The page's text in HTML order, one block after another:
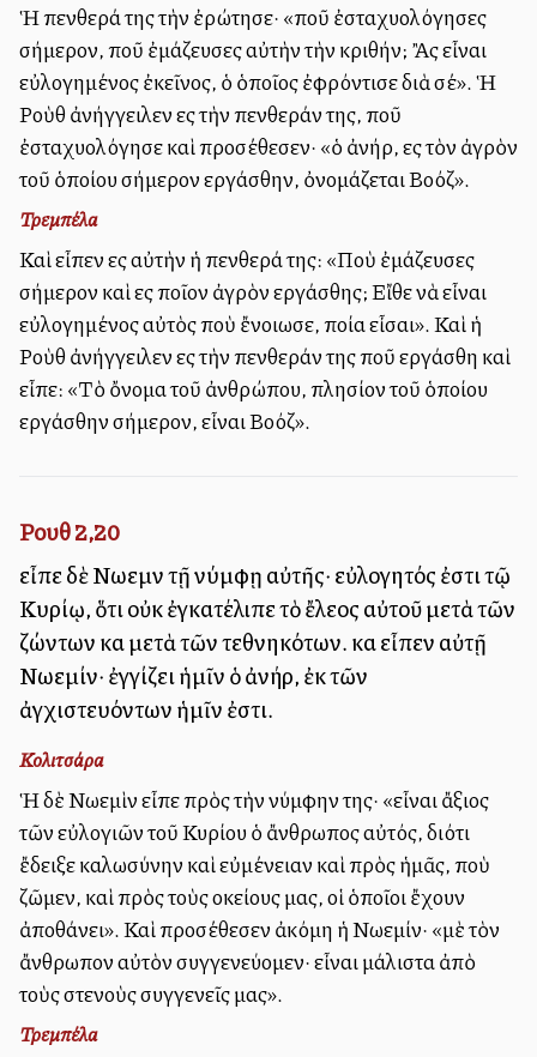
Ἡ πενθερά της τὴν ἐρώτησε· «ποῦ ἐσταχυολόγησες
σήμερον, ποῦ ἐμάζευσες αὐτὴν τὴν κριθήν; Ἂς εἶναι
εὐλογημένος ἐκεῖνος, ὁ ὁποῖος ἐφρόντισε διὰ σέ». Ἡ
Ροὺθ ἀνήγγειλεν εἰς τὴν πενθεράν της, ποῦ
ἐσταχυολόγησε καὶ προσέθεσεν· «ὁ ἀνήρ, εἰς τὸν ἀγρὸν
τοῦ ὁποίου σήμερον εἰργάσθην, ὀνομάζεται Βοόζ».
Τρεμπέλα
Καὶ εἶπεν εἰς αὐτὴν ἡ πενθερά της: «Ποὺ ἐμάζευσες
σήμερον καὶ εἰς ποῖον ἀγρὸν εἰργάσθης; Εἴθε νὰ εἶναι
εὐλογημένος αὐτὸς ποὺ ἔνοιωσε, ποία εἶσαι». Καὶ ἡ
Ροὺθ ἀνήγγειλεν εἰς τὴν πενθεράν της ποῦ εἰργάσθη καὶ
εἶπε: «Τὸ ὄνομα τοῦ ἀνθρώπου, πλησίον τοῦ ὁποίου
εἰργάσθην σήμερον, εἶναι Βοόζ».
Ρουθ 2,20
εἶπε δὲ Νωεμὶν τῇ νύμφῃ αὐτῆς· εὐλογητός ἐστι τῷ
Κυρίῳ, ὅτι οὐκ ἐγκατέλιπε τὸ ἔλεος αὐτοῦ μετὰ τῶν
ζώντων καὶ μετὰ τῶν τεθνηκότων. καὶ εἶπεν αὐτῇ
Νωεμίν· ἐγγίζει ἡμῖν ὁ ἀνήρ, ἐκ τῶν
ἀγχιστευόντων ἡμῖν ἐστι.
Κολιτσάρα
Ἡ δὲ Νωεμὶν εἶπε πρὸς τὴν νύμφην της· «εἶναι ἄξιος
τῶν εὐλογιῶν τοῦ Κυρίου ὁ ἄνθρωπος αὐτός, διότι
ἔδειξε καλωσύνην καὶ εὐμένειαν καὶ πρὸς ἡμᾶς, ποὺ
ζῶμεν, καὶ πρὸς τοὺς οἰκείους μας, οἱ ὁποῖοι ἔχουν
ἀποθάνει». Καὶ προσέθεσεν ἀκόμη ἡ Νωεμίν· «μὲ τὸν
ἄνθρωπον αὐτὸν συγγενεύομεν· εἶναι μάλιστα ἀπὸ
τοὺς στενοὺς συγγενεῖς μας».
Τρεμπέλα